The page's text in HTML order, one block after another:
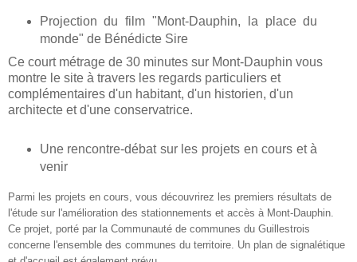
Projection du film "Mont-Dauphin, la place du
monde" de Bénédicte Sire
Ce court métrage de 30 minutes sur Mont-Dauphin vous
montre le site à travers les regards particuliers et
complémentaires d'un habitant, d'un historien, d'un
architecte et d'une conservatrice.
Une rencontre-débat sur les projets en cours et à
venir
Parmi les projets en cours, vous découvrirez les premiers résultats de
l'étude sur l'amélioration des stationnements et accès à Mont-Dauphin.
Ce projet, porté par la Communauté de communes du Guillestrois
concerne l'ensemble des communes du territoire. Un plan de signalétique